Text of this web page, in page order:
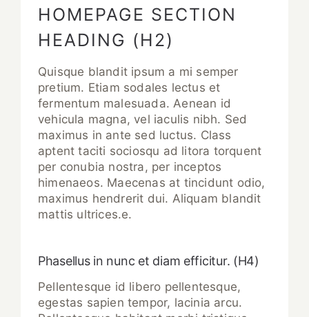
HOMEPAGE SECTION
HEADING (H2)
Quisque blandit ipsum a mi semper
pretium. Etiam sodales lectus et
fermentum malesuada. Aenean id
vehicula magna, vel iaculis nibh. Sed
maximus in ante sed luctus. Class
aptent taciti sociosqu ad litora torquent
per conubia nostra, per inceptos
himenaeos. Maecenas at tincidunt odio,
maximus hendrerit dui. Aliquam blandit
mattis ultrices.e.
Phasellus in nunc et diam efficitur. (H4)
Pellentesque id libero pellentesque,
egestas sapien tempor, lacinia arcu.